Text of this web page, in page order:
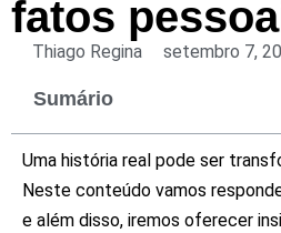
fatos
Thiago Regina setembro 7,
Sumário
Uma história real pode ser
Neste conteúdo vamos
e além disso, iremos oferecer